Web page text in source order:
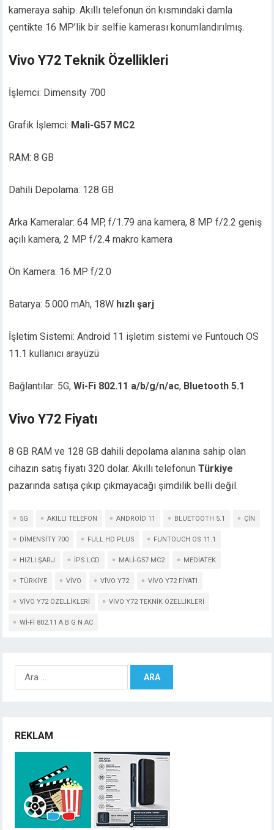
kameraya sahip. Akıllı telefonun ön kısmındaki damla
çentikte 16 MP’lik bir selfie kamerası konumlandırılmış.
Vivo Y72 Teknik Özellikleri
İşlemci: Dimensity 700
Grafik İşlemci: Mali-G57 MC2
RAM: 8 GB
Dahili Depolama: 128 GB
Arka Kameralar: 64 MP, f/1.79 ana kamera, 8 MP f/2.2 geniş
açılı kamera, 2 MP f/2.4 makro kamera
Ön Kamera: 16 MP f/2.0
Batarya: 5.000 mAh, 18W hızlı şarj
İşletim Sistemi: Android 11 işletim sistemi ve Funtouch OS
11.1 kullanıcı arayüzü
Bağlantılar: 5G,Wi-Fi 802.11 a/b/g/n/ac, Bluetooth 5.1
Vivo Y72 Fiyatı
8 GB RAM ve 128 GB dahili depolama alanına sahip olan
cihazın satış fiyatı 320 dolar. Akıllı telefonunTürkiye
pazarında satışa çıkıp çıkmayacağı şimdilik belli değil.
5G AKILLI TELEFON ANDROID 11 BLUETOOTH 5.1 ÇIN
DIMENSITY 700 FULL HD PLUS FUNTOUCH OS 11.1
HIZLI ŞARJ IPS LCD MALI-G57 MC2 MEDIATEK
TÜRKIYE VIVO VIVO Y72 VIVO Y72 FIYATI
VIVO Y72 ÖZELLIKLERI VIVO Y72 TEKNIK ÖZELLIKLERI
WI-FI 802.11 A B G N AC
Arama:
REKLAM